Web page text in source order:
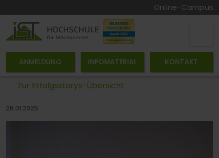
Online-Campus
ANMELDUNG INFOMATERIAL KONTAKT
Zur Erfolgsstorys-Übersicht
28.01.2025